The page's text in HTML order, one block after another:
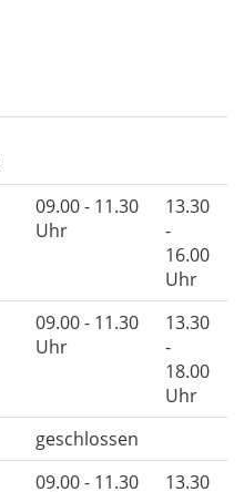
09.00 - 11.30
Uhr
13.30
-
16.00
Uhr
09.00 - 11.30
Uhr
13.30
-
18.00
Uhr
geschlossen
09.00 - 11.30
13.30